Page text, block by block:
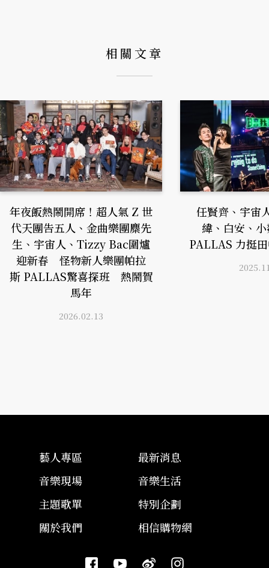
相關文章
年夜飯熱鬧開席！超人氣 Z 世
代天團告五人、金曲樂團麋先
生、宇宙人、Tizzy Bac圍爐
迎新春 怪物新人樂團帕拉
斯 PALLAS驚喜探班 熱鬧賀
馬年
2026.02.13
任賢齊、宇宙
緯、白安、
PALLAS 力挺
藝人專區
最新消息
音樂現場
音樂生活
主題歌單
特別企劃
關於我們
相信購物網